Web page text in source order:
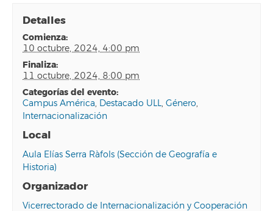
Detalles
comienza:
10 octubre, 2024, 4:00 pm
finaliza:
11 octubre, 2024, 8:00 pm
categorías del evento:
Campus América, Destacado ULL,Género,
Internacionalización
Local
Aula Elías Serra Ràfols (Sección de Geografía e
Historia)
Organizador
Vicerrectorado de Internacionalización y Cooperación